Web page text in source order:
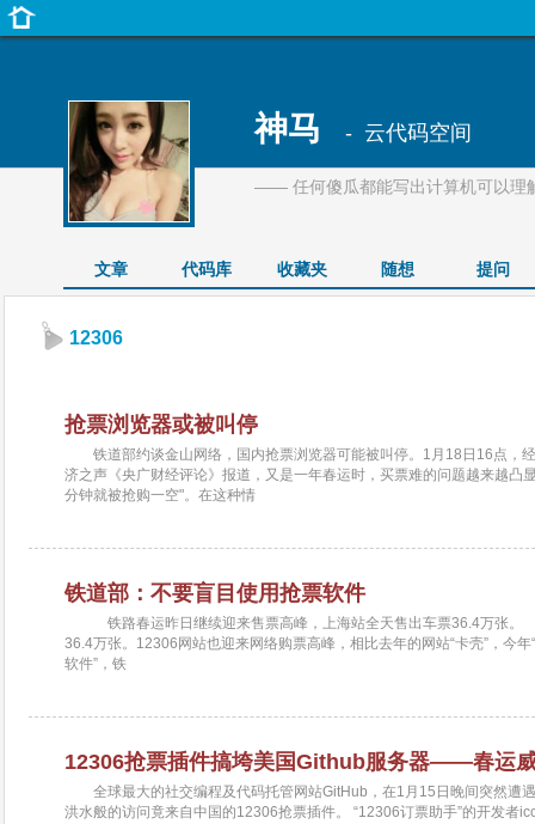
神马 - 云代码空间
—— 任何傻瓜都能写出计算机可以理
文章 代码库 收藏夹 随想 提问
12306
抢票浏览器或被叫停
铁道部约谈金山网络，国内抢票浏览器可能被叫停。1月18日16点，
济之声《央广财经评论》报道，又是一年春运时，买票难的问题越来越
分钟就被抢购一空"。在这种情
铁道部：不要盲目使用抢票软件
铁路春运昨日继续迎来售票高峰，上海站全天售出车票36.4万张
36.4万张。12306网站也迎来网络购票高峰，相比去年的网站“卡壳”，
软件”，铁
12306抢票插件搞垮美国Github服务器——春运
全球最大的社交编程及代码托管网站GitHub，在1月15日晚间突然遭
洪水般的访问竟来自中国的12306抢票插件。 “12306订票助手”的开发者